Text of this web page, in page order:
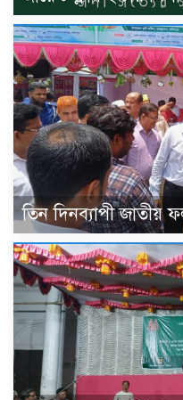
তিন দিনব্যাপী